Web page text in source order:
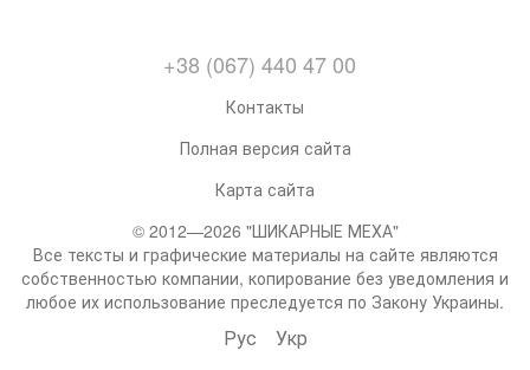
+38 (067) 440 47 00
Контакты
Полная версия сайта
Карта сайта
© 2012—2026 "ШИКАРНЫЕ МЕХА"
Все тексты и графические материалы на сайте являются
собственностью компании, копирование без уведомления и
любое их использование преследуется по Закону Украины.
Рус Укр